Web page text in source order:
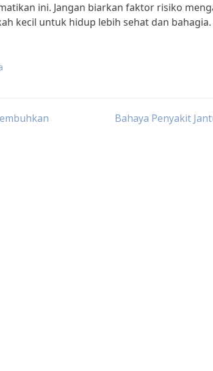
ini. Jangan biarkan faktor risiko
kecil untuk hidup lebih sehat dan bahagia.
Bahaya Penyakit